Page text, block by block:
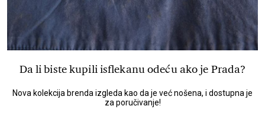
Da li biste kupili isflekanu odeću ako je Prada?
Nova kolekcija brenda izgleda kao da je već nošena, i dostupna je
za poručivanje!